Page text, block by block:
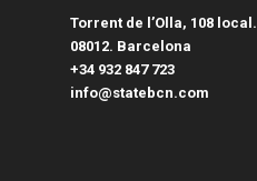
Torrent de l’Olla, 108 local.
08012. Barcelona
+34 932 847 723
info@statebcn.com